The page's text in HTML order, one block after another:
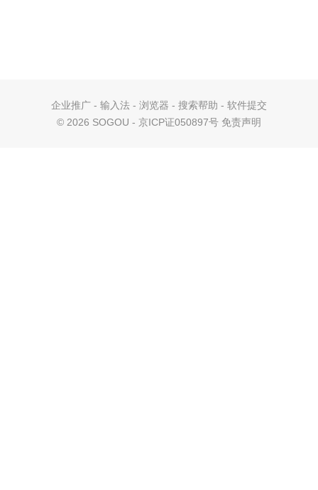
企业推广 - 输入法 - 浏览器 - 搜索帮助 - 软件提交
© 2026 SOGOU - 京ICP证050897号 免责声明